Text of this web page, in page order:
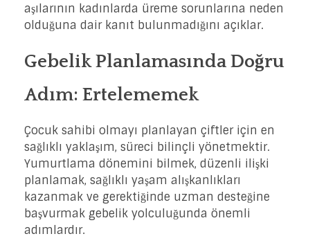
aşılarının kadınlarda üreme sorunlarına neden
olduğuna dair kanıt bulunmadığını açıklar.
Gebelik Planlamasında Doğru
Adım: Ertelememek
Çocuk sahibi olmayı planlayan çiftler için en
sağlıklı yaklaşım, süreci bilinçli yönetmektir.
Yumurtlama dönemini bilmek, düzenli ilişki
planlamak, sağlıklı yaşam alışkanlıkları
kazanmak ve gerektiğinde uzman desteğine
başvurmak gebelik yolculuğunda önemli
adımlardır.